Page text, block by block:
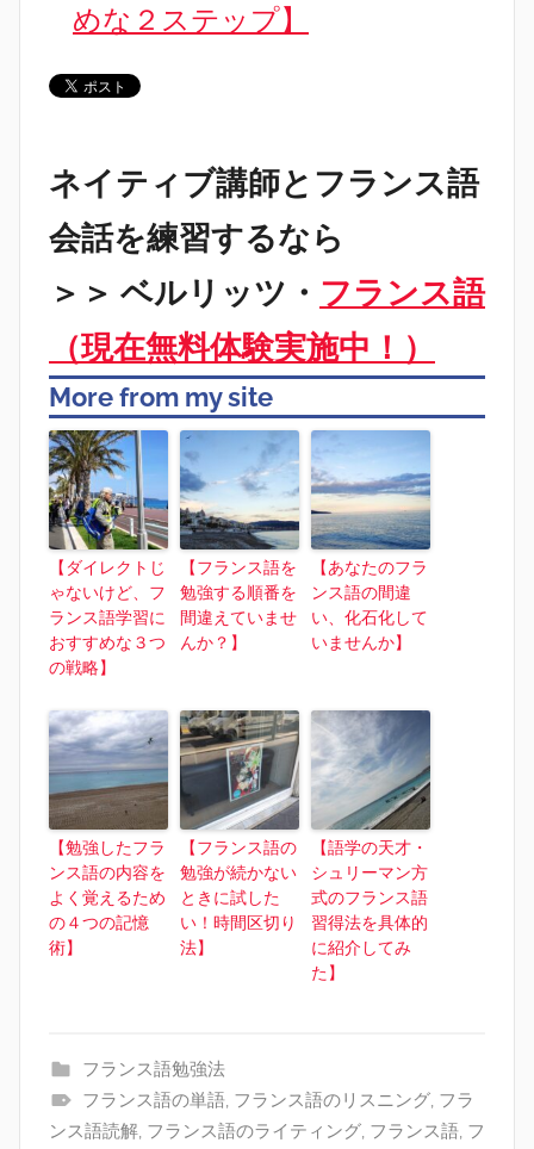
めな２ステップ】
ネイティブ講師とフランス語
会話を練習するなら
＞＞ ベルリッツ・ フランス語
（現在無料体験実施中！）
More from my site
【ダイレクトじ
ゃないけど、フ
ランス語学習に
おすすめな３つ
の戦略】
【フランス語を
勉強する順番を
間違えていませ
んか？】
【あなたのフラ
ンス語の間違
い、化石化して
いませんか】
【勉強したフラ
ンス語の内容を
よく覚えるため
の４つの記憶
術】
【フランス語の
勉強が続かない
ときに試した
い！時間区切り
法】
【語学の天才・
シュリーマン方
式のフランス語
習得法を具体的
に紹介してみ
た】
フランス語勉強法
フランス語の単語, フランス語のリスニング, フラ
ンス語読解 フランス語のライティング フランス語 フ